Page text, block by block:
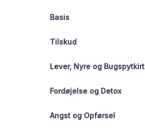
Basis
Tilskud
Lever, Nyre og
Fordøjelse og Detox
Angst og Opførsel